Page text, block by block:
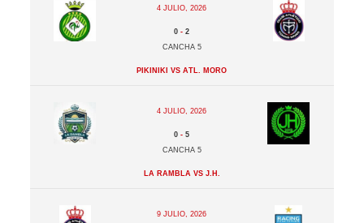
4 julio, 2026
0 -2
Cancha 5
Pikiniki vs Atl. Moro
4 julio, 2026
0 -5
Cancha 5
La Rambla vs J.H.
9 julio, 2026